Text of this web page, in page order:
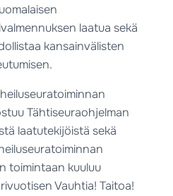
laatua sekä
kansainvälisten
Tähtiseuraohjelman
laatutekijöistä sekä
toimintaan kuuluu
Vauhtia! Taitoa!